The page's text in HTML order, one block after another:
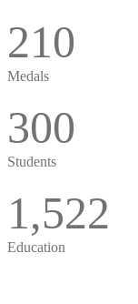
210
Medals
300
Students
1,522
Education